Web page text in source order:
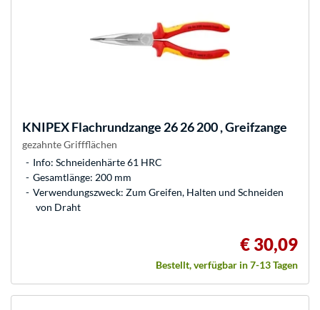
KNIPEXFlachrundzange 26 26 200 , Greifzange
gezahnte Griffflächen
Info: Schneidenhärte 61 HRC
Gesamtlänge: 200 mm
Verwendungszweck: Zum Greifen, Halten und Schneiden
von Draht
€ 30,09
Bestellt, verfügbar in 7-13 Tagen